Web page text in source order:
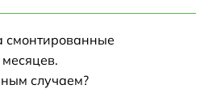
смонтированные
случаем?